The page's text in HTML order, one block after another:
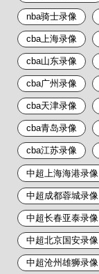
nba骑士录像
cba上海录像
cba山东录像
cba广州录像
cba天津录像
cba青岛录像
cba江苏录像
中超上海海港录像
中超成都蓉城录像
中超长春亚泰录像
中超北京国安录像
中超沧州雄狮录像